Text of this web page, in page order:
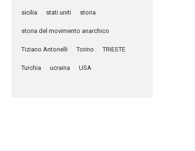
sicilia stati uniti storia
storia del movimento anarchico
Tiziano Antonelli Torino TRIESTE
Turchia ucraina USA